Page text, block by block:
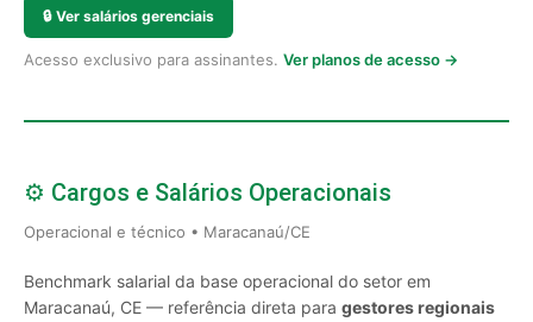
🔒 Ver salários gerenciais
Acesso exclusivo para assinantes. Ver planos de acesso →
⚙️ Cargos e Salários Operacionais
Operacional e técnico • Maracanaú/CE
Benchmark salarial da base operacional do setor em
Maracanaú, CE — referência direta para gestores regionais